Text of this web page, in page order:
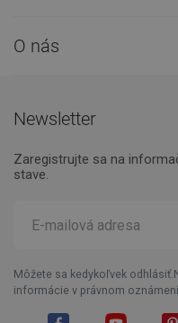
O nás
Newsletter
Zaregistrujte sa na
stave.
Môžete sa kedykoľvek
informácie v právnom